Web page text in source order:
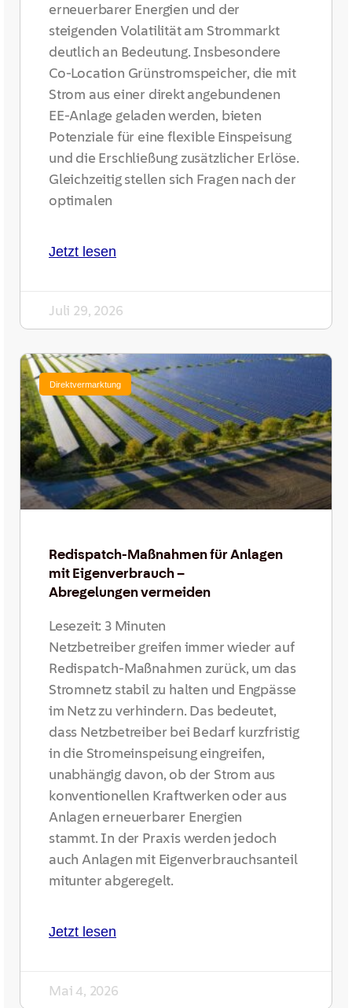
erneuerbarer Energien und der
steigenden Volatilität am Strommarkt
deutlich an Bedeutung. Insbesondere
Co-Location Grünstromspeicher, die mit
Strom aus einer direkt angebundenen
EE-Anlage geladen werden, bieten
Potenziale für eine flexible Einspeisung
und die Erschließung zusätzlicher Erlöse.
Gleichzeitig stellen sich Fragen nach der
optimalen
Jetzt lesen
Juli 29, 2026
Direktvermarktung
Redispatch-Maßnahmen für Anlagen
mit Eigenverbrauch –
Abregelungen vermeiden
Lesezeit: 3 Minuten
Netzbetreiber greifen immer wieder auf
Redispatch-Maßnahmen zurück, um das
Stromnetz stabil zu halten und Engpässe
im Netz zu verhindern. Das bedeutet,
dass Netzbetreiber bei Bedarf kurzfristig
in die Stromeinspeisung eingreifen,
unabhängig davon, ob der Strom aus
konventionellen Kraftwerken oder aus
Anlagen erneuerbarer Energien
stammt. In der Praxis werden jedoch
auch Anlagen mit Eigenverbrauchsanteil
mitunter abgeregelt.
Jetzt lesen
Mai 4, 2026